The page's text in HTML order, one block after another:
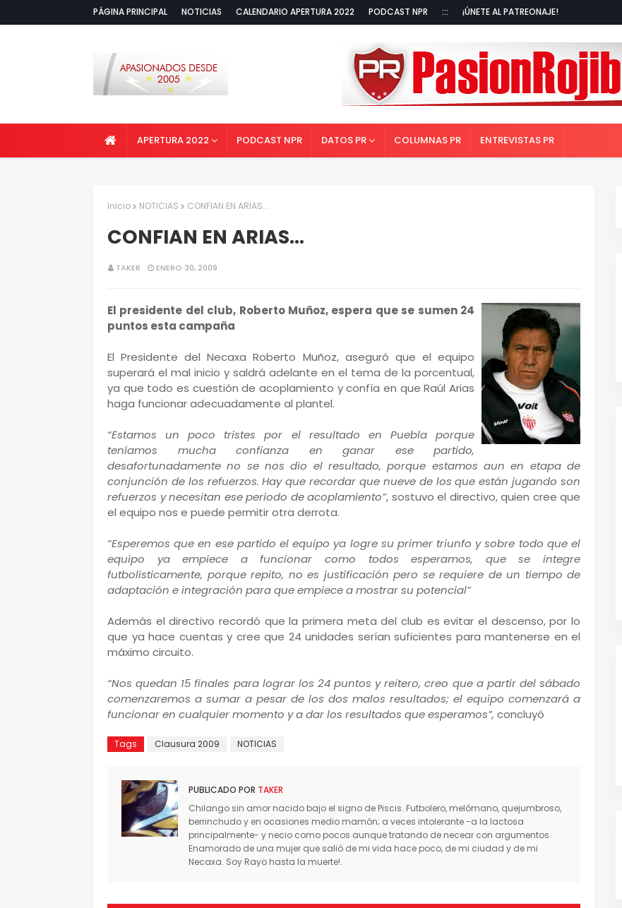
PÁGINA PRINCIPAL NOTICIAS CALENDARIO APERTURA 2022 PODCAST NPR ::: ¡ÚNETE AL PATREONAJE!
APERTURA 2022 PODCAST NPR DATOS PR COLUMNAS PR ENTREVISTAS PR
Inicio NOTICIAS CONFIAN EN ARIAS...
CONFIAN EN ARIAS...
TAKER ENERO 30, 2009
El presidente del club, Roberto Muñoz, espera que se sumen 24
puntos esta campaña
El Presidente del Necaxa Roberto Muñoz, aseguró que el equipo
superará el mal inicio y saldrá adelante en el tema de la porcentual,
ya que todo es cuestión de acoplamiento y confía en que Raúl Arias
haga funcionar adecuadamente al plantel.
“Estamos un poco tristes por el resultado en Puebla porque
teníamos mucha confianza en ganar ese partido,
desafortunadamente no se nos dio el resultado, porque estamos aun en etapa de
conjunción de los refuerzos. Hay que recordar que nueve de los que están jugando son
refuerzos y necesitan ese periodo de acoplamiento”, sostuvo el directivo, quien cree que
el equipo nos e puede permitir otra derrota.
“Esperemos que en ese partido el equipo ya logre su primer triunfo y sobre todo que el
equipo ya empiece a funcionar como todos esperamos, que se integre
futbolísticamente, porque repito, no es justificación pero se requiere de un tiempo de
adaptación e integración para que empiece a mostrar su potencial”
Además el directivo recordó que la primera meta del club es evitar el descenso, por lo
que ya hace cuentas y cree que 24 unidades serían suficientes para mantenerse en el
máximo circuito.
“Nos quedan 15 finales para lograr los 24 puntos y reitero, creo que a partir del sábado
comenzaremos a sumar a pesar de los dos malos resultados; el equipo comenzará a
funcionar en cualquier momento y a dar los resultados que esperamos”, concluyó
Tags Clausura 2009 NOTICIAS
PUBLICADO POR TAKER
Chilango sin amor nacido bajo el signo de Piscis. Futbolero, melómano, quejumbroso,
berrinchudo y en ocasiones medio mamón; a veces intolerante -a la lactosa
principalmente- y necio como pocos aunque tratando de necear con argumentos.
Enamorado de una mujer que salió de mi vida hace poco, de mi ciudad y de mi
Necaxa. Soy Rayo hasta la muerte!.